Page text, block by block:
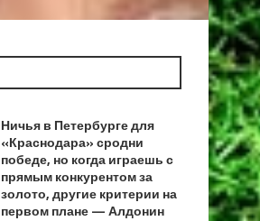
Ничья в Петербурге для
«Краснодара» сродни
победе, но когда играешь с
прямым конкурентом за
золото, другие критерии на
первом плане — Алдонин